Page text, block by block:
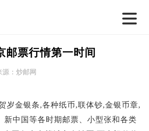
首 页
名家综述
热点话题
邮票行情第一时间
源：炒邮网
岁金银条,各种纸币,联体钞,金银币章,
新中国等各时期邮票、小型张和各类